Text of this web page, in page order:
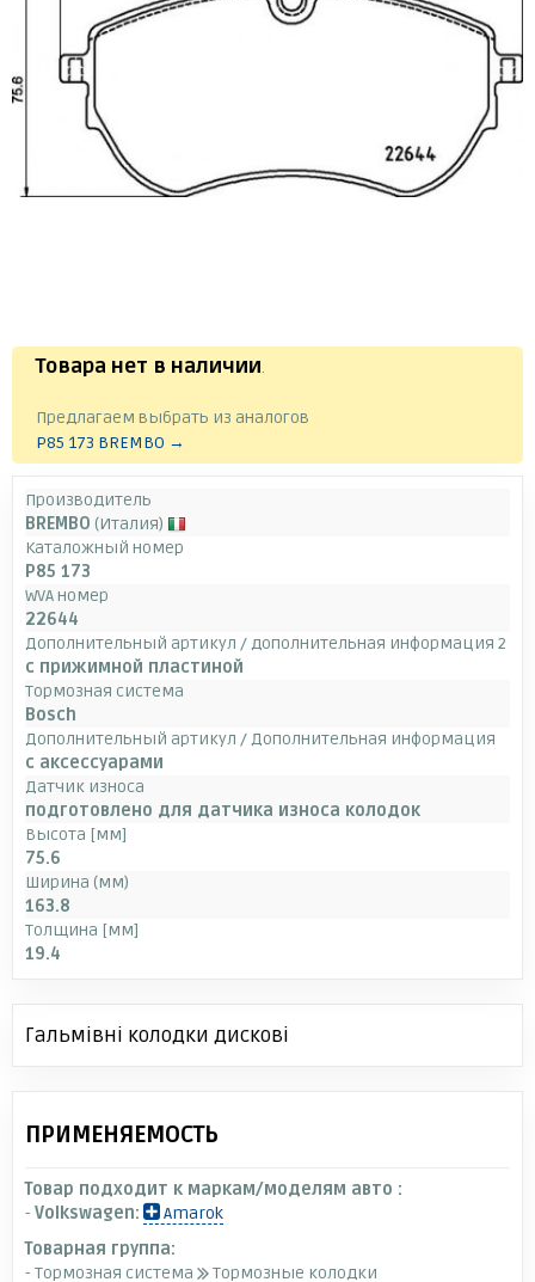
Товара нет в наличии.
Предлагаем выбрать из аналогов
P85 173 BREMBO →
Производитель
BREMBO (Италия)
Каталожный номер
P85 173
WVA номер
22644
Дополнительный артикул / дополнительная информация 2
с прижимной пластиной
Тормозная система
Bosch
Дополнительный артикул / Дополнительная информация
с аксессуарами
Датчик износа
подготовлено для датчика износа колодок
Высота [мм]
75.6
Ширина (мм)
163.8
Толщина [мм]
19.4
Гальмівні колодки дискові
ПРИМЕНЯЕМОСТЬ
Товар подходит к маркам/моделям авто :
- Volkswagen:
Amarok
Товарная группа:
- Тормозная система
Тормозные колодки